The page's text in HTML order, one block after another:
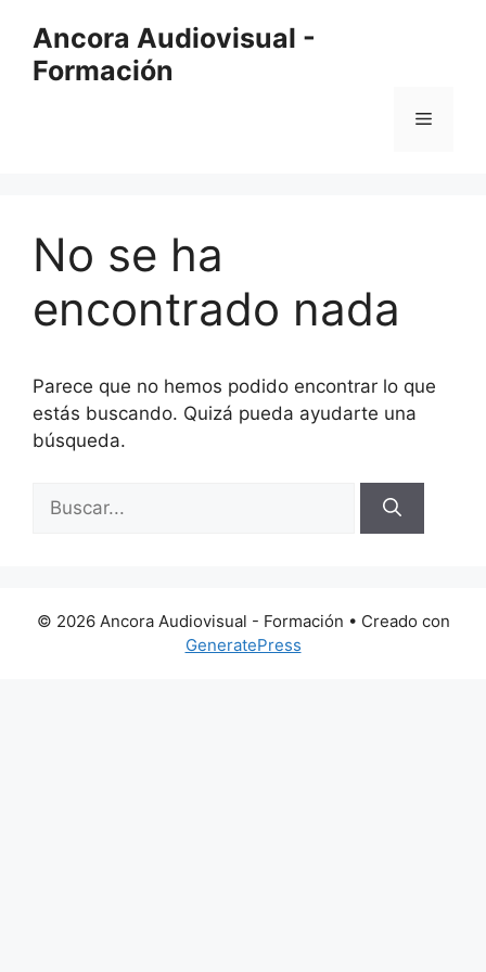
contenido
Ancora Audiovisual -
Formación
Menú
No se ha
encontrado nada
Parece que no hemos podido encontrar lo que
estás buscando. Quizá pueda ayudarte una
búsqueda.
© 2026 Ancora Audiovisual - Formación • Creado con
GeneratePress